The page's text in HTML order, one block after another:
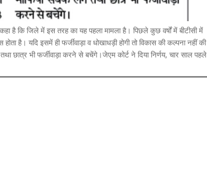
है कि जिले में इस तरह का यह पहला मामला है। पिछले कुछ वर्षों में बीटीसी में
है। यदि इसमें ही फर्जीवाड़ा व धोखाधड़ी होगी तो विकास की कल्पना नहीं की
छात्र भी फर्जीवाड़ा करने से बचेंगे।जेएम कोर्ट ने दिया निर्णय, चार साल पहले